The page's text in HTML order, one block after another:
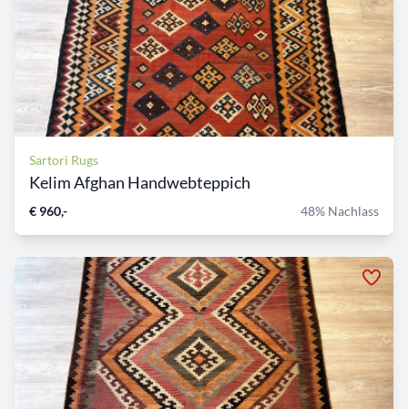
Sartori Rugs
Kelim Afghan Handwebteppich
€ 960,- 48% Nachlass